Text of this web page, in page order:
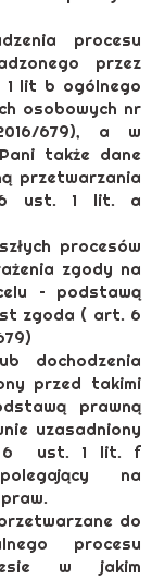
procesu
przez
lit b ogólnego
osobowych nr
679), a w
także dane
przetwarzania
6 ust. 1 lit. a
procesów
zgody na
– podstawą
zgoda ( art. 6
przed takimi
prawną
uzasadniony
6 ust. 1 lit. f
na
do
procesu
w jakim